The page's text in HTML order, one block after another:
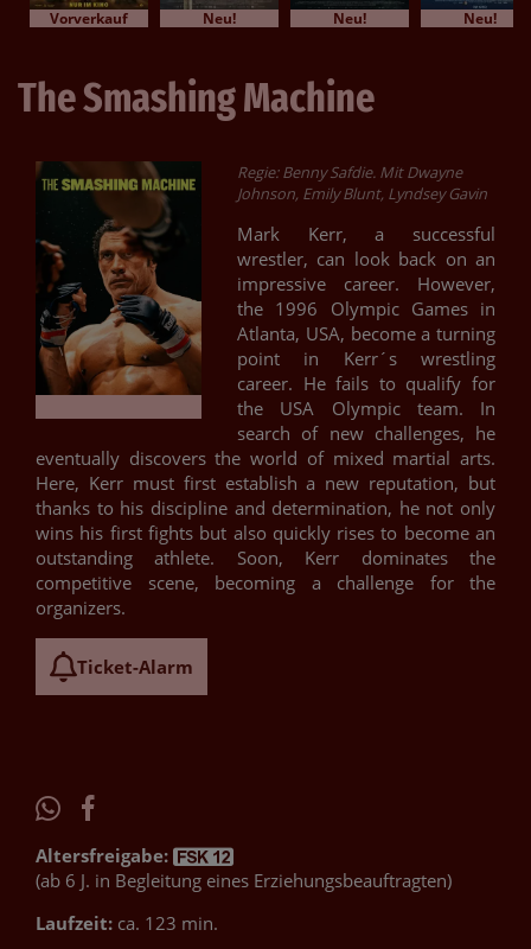
Vorverkauf Neu! Neu! Neu!
The Smashing Machine
Regie: Benny Safdie. Mit Dwayne
Johnson, Emily Blunt, Lyndsey Gavin
Mark Kerr, a successful
wrestler, can look back on an
impressive career. However,
the 1996 Olympic Games in
Atlanta, USA, become a turning
point in Kerr´s wrestling
career. He fails to qualify for
the USA Olympic team. In
search of new challenges, he
eventually discovers the world of mixed martial arts.
Here, Kerr must first establish a new reputation, but
thanks to his discipline and determination, he not only
wins his first fights but also quickly rises to become an
outstanding athlete. Soon, Kerr dominates the
competitive scene, becoming a challenge for the
organizers.
Ticket-Alarm
Altersfreigabe:
(ab 6 J. in Begleitung eines Erziehungsbeauftragten)
Laufzeit: ca. 123 min.